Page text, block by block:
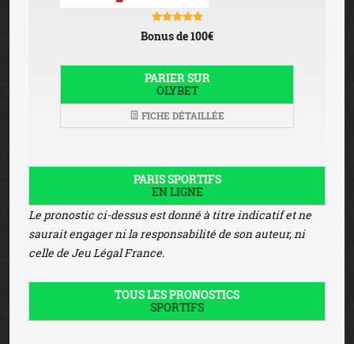
Bonus de 100€
PARIER SUR
OLYBET
FICHE DÉTAILLÉE
PARIS SPORTIFS
EN LIGNE
Le pronostic ci-dessus est donné à titre indicatif et ne
saurait engager ni la responsabilité de son auteur, ni
celle de Jeu Légal France.
TOUS LES PRONOSTICS
SPORTIFS